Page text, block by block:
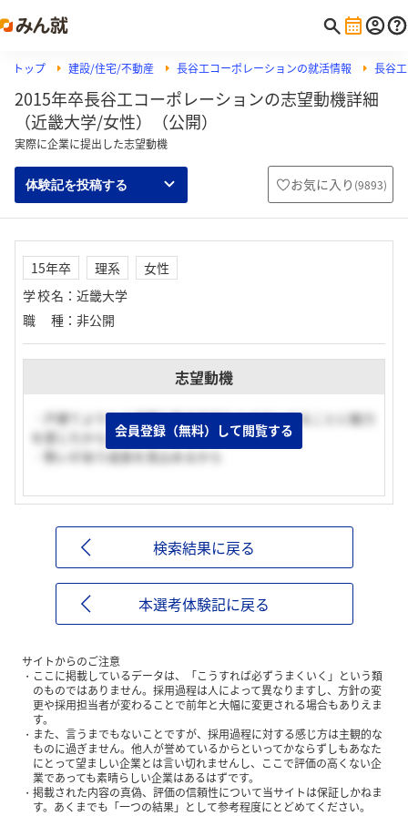
トップ 建設/住宅/不動産 長谷工コーポレーションの就活情報 長谷
2015年卒長谷工コーポレーションの志望動機詳細
（近畿大学/女性）（公開）
実際に企業に提出した志望動機
体験記を投稿する お気に入り (9893)
15年卒 理系
女性
学校名 ： 近畿大学
職種 ： 非公開
志望動機
・戸建てよりも大規模な集合住宅をカタチにすることに魅力
を感じたから。
・勢いがあり成長を見込めるから
会員登録（無料）して閲覧する
検索結果に戻る
本選考体験記に戻る
サイトからのご注意
ここに掲載しているデータは、「こうすれば必ずうまくいく」という類
のものではありません。採用過程は人によって異なりますし、方針の変
更や採用担当者が変わることで前年と大幅に変更される場合もありえま
す。
また、言うまでもないことですが、採用過程に対する感じ方は主観的な
ものに過ぎません。他人が誉めているからといってかならずしもあなた
にとって望ましい企業とは言い切れませんし、ここで評価の高くない企
業であっても素晴らしい企業はあるはずです。
掲載された内容の真偽、評価の信頼性について当サイトは保証しかねま
す。あくまでも「一つの結果」として参考程度にとどめてください。